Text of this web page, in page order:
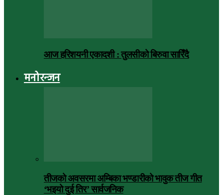
आज हरिशयनी एकादशी : तुलसीको बिरुवा सारिँदै
मनोरन्जन
तीजको अवसरमा अम्बिका भण्डारीको भावुक तीज गीत
‘भइयो दुई तिर’ सार्वजनिक